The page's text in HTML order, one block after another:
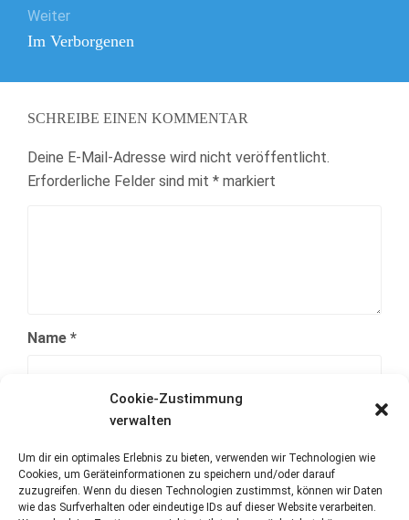
Cookie-Zustimmung
verwalten
Um dir ein optimales Erlebnis zu bieten, verwenden wir Technologien wie
Cookies, um Geräteinformationen zu speichern und/oder darauf
zuzugreifen. Wenn du diesen Technologien zustimmst, können wir Daten
wie das Surfverhalten oder eindeutige IDs auf dieser Website verarbeiten.
Weiter
Nächster
Im Verborgenen
SCHREIBE EINEN KOMMENTAR
Deine E-Mail-Adresse wird nicht veröffentlicht.
Erforderliche Felder sind mit * markiert
Name *
E-Mail-Adresse*
Website